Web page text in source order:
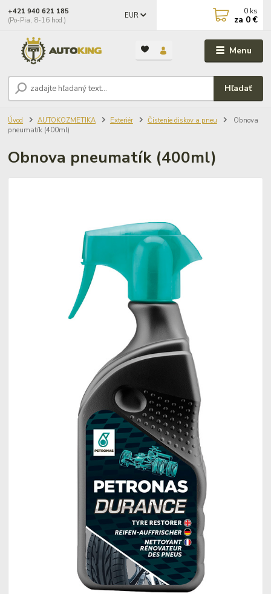
Menu
EUR
Hľadať
+421 940 621 185
(Po-Pia, 8-16 hod.)
0 ks
za 0 €
Úvod AUTOKOZMETIKA Exteriér Čistenie diskov a pneu
Obnova
pneumatík (400ml)
Obnova pneumatík (400ml)